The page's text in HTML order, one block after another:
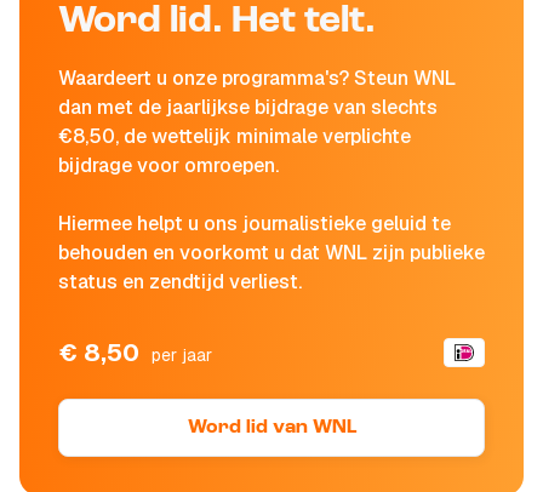
Word lid. Het telt.
Waardeert u onze programma's? Steun WNL
dan met de jaarlijkse bijdrage van slechts
€8,50, de wettelijk minimale verplichte
bijdrage voor omroepen.
Hiermee helpt u ons journalistieke geluid te
behouden en voorkomt u dat WNL zijn publieke
status en zendtijd verliest.
€ 8,50 per jaar
Word lid van WNL